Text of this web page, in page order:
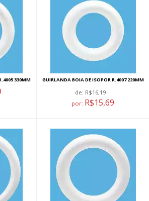
330MM GUIRLANDA BOIA DE ISOPOR R.4007 220MM
de: R$16,19
por: R$15,69